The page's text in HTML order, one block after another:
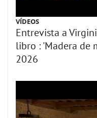
VÍDEOS
Entrevista a
libro : 'Madera de
2026